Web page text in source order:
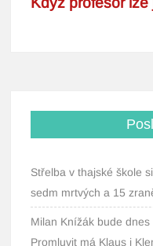
Střelba v thajské škole
sedm mrtvých a 15
Milan Knížák bude
Promluvit má Klaus i